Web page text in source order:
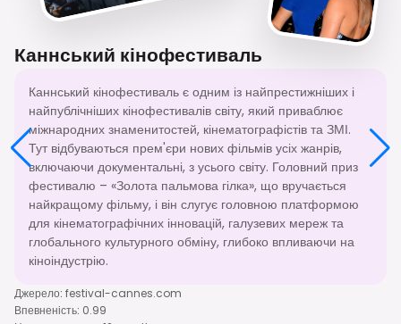
Каннський кінофестиваль
Каннський кінофестиваль є одним із найпрестижніших і
найпублічніших кінофестивалів світу, який приваблює
міжнародних знаменитостей, кінематографістів та ЗМІ.
Тут відбуваються прем'єри нових фільмів усіх жанрів,
включаючи документальні, з усього світу. Головний приз
фестивалю – «Золота пальмова гілка», що вручається
найкращому фільму, і він слугує головною платформою
для кінематографічних інновацій, галузевих мереж та
глобального культурного обміну, глибоко впливаючи на
кіноіндустрію.
Джерело: festival-cannes.com
Впевненість: 0.99